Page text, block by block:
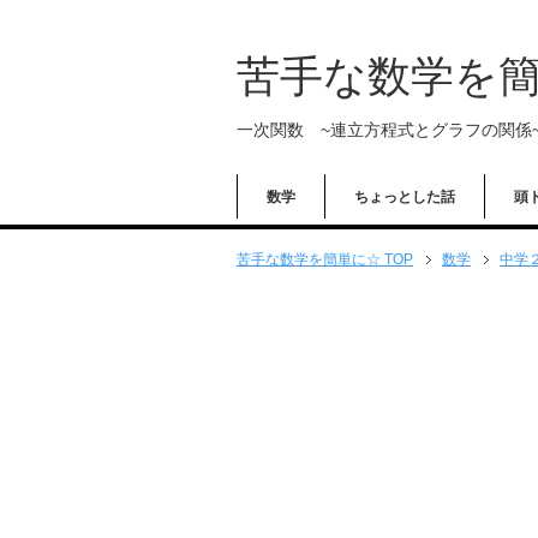
苦手な数学を
一次関数 ~連立方程式とグラフの関係
数学 ちょっとした話 頭
苦手な数学を簡単に☆ TOP 数学 中学